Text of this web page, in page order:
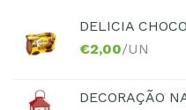
DELICIA
€2,00/UN
DECORAÇÃO